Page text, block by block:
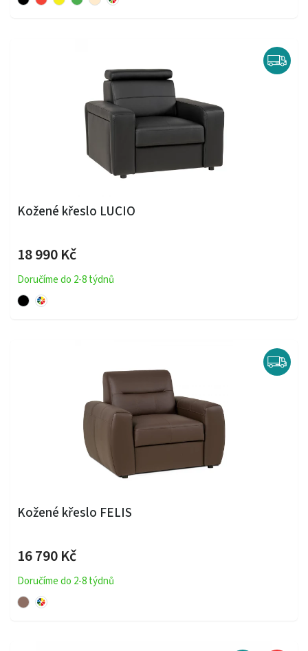
Kožené křeslo LUCIO
18 990 Kč
Doručíme do 2-8 týdnů
Kožené křeslo FELIS
16 790 Kč
Doručíme do 2-8 týdnů